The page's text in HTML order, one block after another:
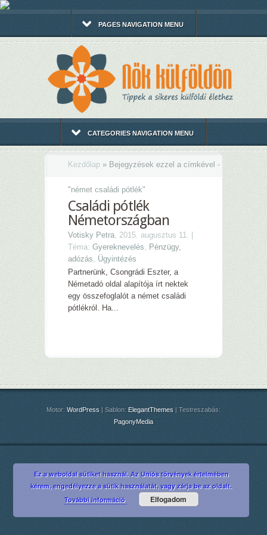
PAGES NAVIGATION MENU
CATEGORIES NAVIGATION MENU
Kezdőlap » Bejegyzések ezzel a címkével -
"német családi pótlék"
Családi pótlék
Németországban
Votisky Petra, 2015. augusztus 11. |
Téma: Gyereknevelés, Pénzügy,
adózás, Ügyintézés
Partnerünk, Csongrádi Eszter, a
Németadó oldal alapítója írt nektek
egy összefoglalót a német családi
pótlékról. Ha...
Motor: WordPress | Sablon: ElegantThemes | Testreszabás:
PagonyMedia
Ez a weboldal sütiket használ. Az Uniós törvények értelmében
kérem, engedélyezze a sütik használatát, vagy zárja be az oldalt.
További információ
Elfogadom